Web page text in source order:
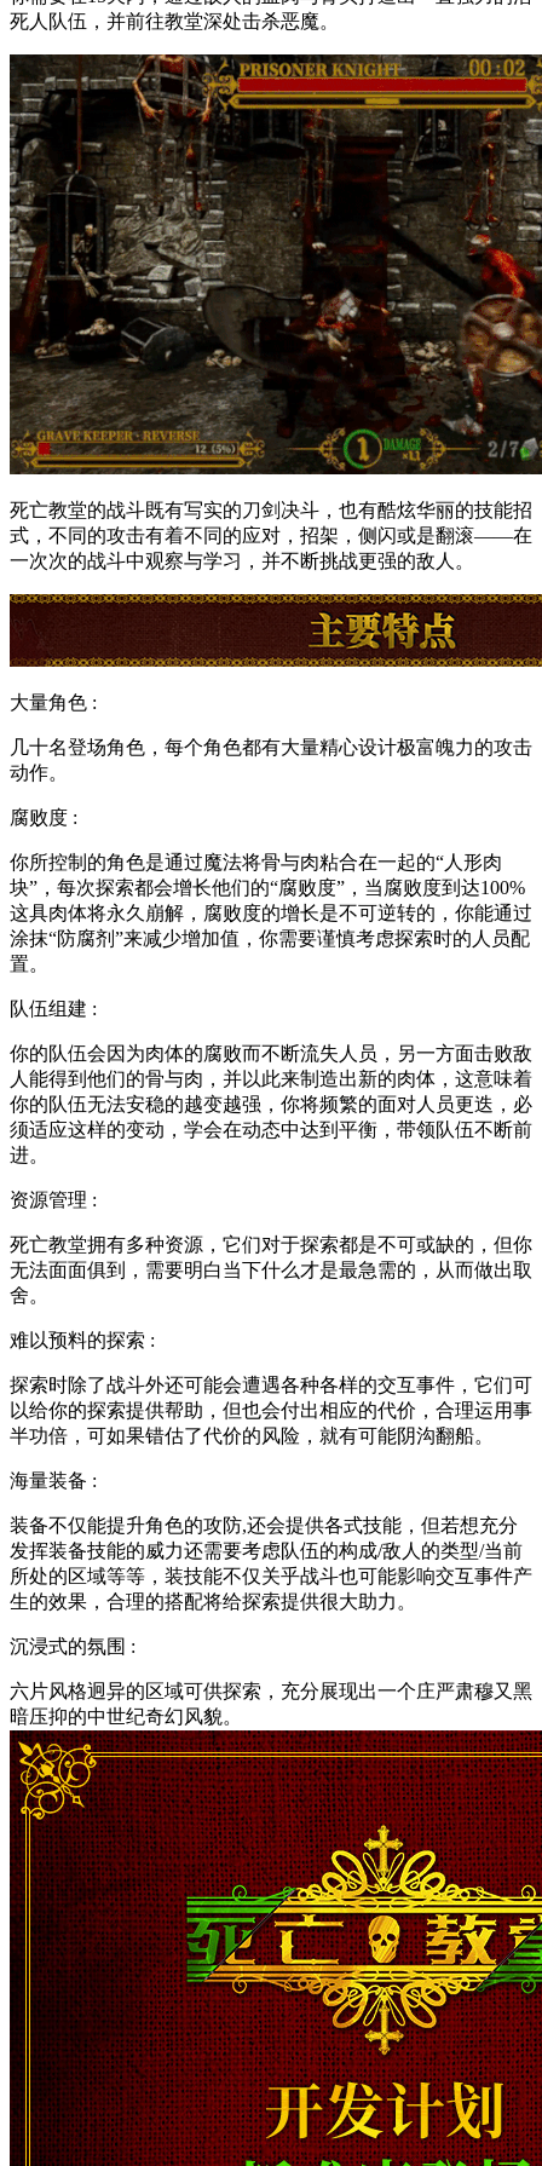
死人队伍，并前往教堂深处击杀恶魔。
死亡教堂的战斗既有写实的刀剑决斗，也有酷炫华丽的技能招
式，不同的攻击有着不同的应对，招架，侧闪或是翻滚——在
一次次的战斗中观察与学习，并不断挑战更强的敌人。
大量角色 :
几十名登场角色，每个角色都有大量精心设计极富魄力的攻击
动作。
腐败度 :
你所控制的角色是通过魔法将骨与肉粘合在一起的“人形肉
块”，每次探索都会增长他们的“腐败度”，当腐败度到达100%
这具肉体将永久崩解，腐败度的增长是不可逆转的，你能通过
涂抹“防腐剂”来减少增加值，你需要谨慎考虑探索时的人员配
置。
队伍组建 :
你的队伍会因为肉体的腐败而不断流失人员，另一方面击败敌
人能得到他们的骨与肉，并以此来制造出新的肉体，这意味着
你的队伍无法安稳的越变越强，你将频繁的面对人员更迭，必
须适应这样的变动，学会在动态中达到平衡，带领队伍不断前
进。
资源管理 :
死亡教堂拥有多种资源，它们对于探索都是不可或缺的，但你
无法面面俱到，需要明白当下什么才是最急需的，从而做出取
舍。
难以预料的探索 :
探索时除了战斗外还可能会遭遇各种各样的交互事件，它们可
以给你的探索提供帮助，但也会付出相应的代价，合理运用事
半功倍，可如果错估了代价的风险，就有可能阴沟翻船。
海量装备 :
装备不仅能提升角色的攻防,还会提供各式技能，但若想充分
发挥装备技能的威力还需要考虑队伍的构成/敌人的类型/当前
所处的区域等等，装技能不仅关乎战斗也可能影响交互事件产
生的效果，合理的搭配将给探索提供很大助力。
沉浸式的氛围 :
六片风格迥异的区域可供探索，充分展现出一个庄严肃穆又黑
暗压抑的中世纪奇幻风貌。